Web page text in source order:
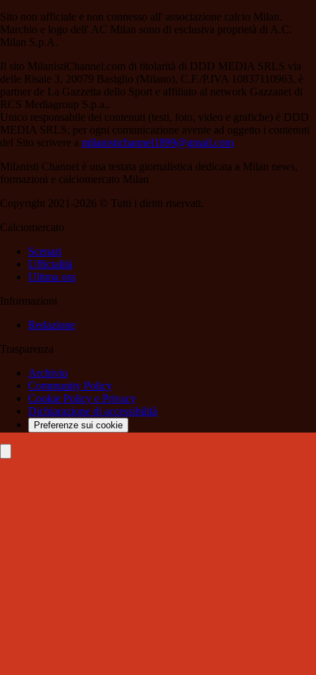
Sito non ufficiale e non connesso all' associazione calcio Milan.
Marchio e logo dell' AC Milan sono di esclusiva proprietà di A.C.
Milan S.p.A.
Il sito MilanistiChannel.com di titolarità di DDD MEDIA SRLS via
delle Risaie 3, 20079 Basiglio (Milano), C.F./P.IVA 10837110963, è
partner de La Gazzetta dello Sport e affiliato al network Gazzanet di
RCS Mediagroup S.p.a..
Unico responsabile dei contenuti (testi, foto, video e grafiche) è DDD
MEDIA SRLS; per ogni comunicazione avente ad oggetto i contenuti
del Sito scrivere a milanistichannel1899@gmail.com
Milanisti Channel è una testata giornalistica dedicata a Milan news,
formazioni e calciomercato Milan
Copyright 2021-2026 © Tutti i diritti riservati.
Calciomercato
Scenari
Ufficialità
Ultima ora
Informazioni
Redazione
Trasparenza
Archivio
Community Policy
Cookie Policy e Privacy
Dichiarazione di accessibilità
Preferenze sui cookie